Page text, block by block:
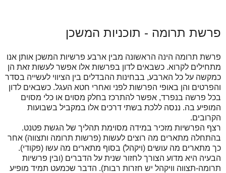
פרשת תרומה - תוכניות המשכן
פרשת תרומה הינה הראשונה מבין ארבע פרשיות המשכן אותן אנו
מתחילים לקרוא. כשבאים לדון בפרשות אלו אפשר לעשות זאת הן
כמקשה על כל הארבע, בבחינות ההבדלים בין הציווי לעשייה בסדר
והפרטים והן באופי הפרשות לפני ואחרי חטא העגל. כשבאים לדון
בכל פרשה בנפרד, אפשר להתרכז בחלק מסוים או כלי מסוים
המופיע בה. ננסה ללכת בשתי דרכים אלו במקביל בשבועות
הקרובים.
רצף הפרשיות מזכיר במידה מסוימת תהליך של הגשת פטנט.
בהתחלה מתארים מה רוצים לעשות (פרשות תרומה ותצווה) אחר
כך מתארים מה עושים (ויקהל) בסוף מתארים מה עשו (פקודי).
הבעיה היא מדוע הצורך לחזור שנית על הדברים (ובין פרשיות
תרומה-תצווה וויקהל יש חזרות רבות). הדבר שכמעט תמיד מופיע